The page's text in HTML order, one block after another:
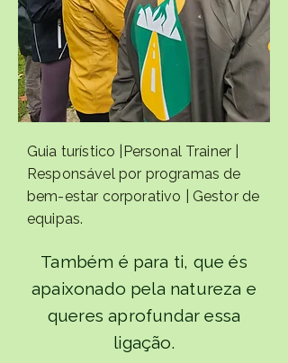
Guia turístico |Personal Trainer |
Responsável por programas de
bem-estar corporativo | Gestor de
equipas.
Também é para ti, que és
apaixonado pela natureza e
queres aprofundar essa
ligação.